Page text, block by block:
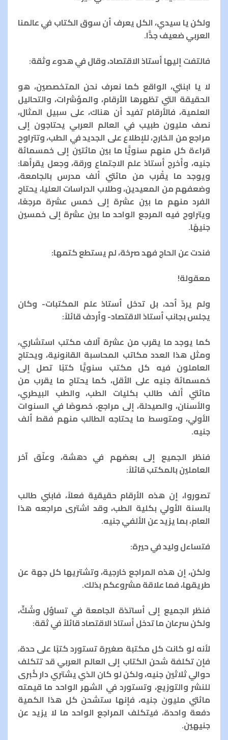
ولكن يا سيدي، الكل يعرف أن سوق الكتاب في عالمنا
العربي ضعيف جدًّا.
فالتفت إليها أستاذ الاقتصاد، وقال في هدوء وثقة:
لا يا ابنتي، الواقع كما نعرف نحن المتخصصين، هو
الحقيقة التي تظهرها الأرقام، والمؤشرات، والتحاليل
العلمية، فالأرقام تفيد أن هناك، على سبيل المثال،
نصف مليون طبيب في العالم العربي يحتاجون إلى
مراجع من الخارج، للإطلاع على الجديد في الطب، وتتراوح
قراءة كل منهم سنويًّا ما بين مائتين إلى خمسمائة
جنيه، وأخرج أستاذ علم الاجتماع ورقة، وجعل يقرأها:
ويوجد ما يقْرب من مائتي ألف مدرس بالجامعة،
وضعفهم من المعيدين، وطلاب الدراسات العليا، يحتاج
الفرد منهم ما بين عشرة إلى خمس عشرة مرجعًا،
ويتراوح فيه المرجع الواحد ما بين عشرة إلى خمسين
جنيهًا.
فندت عن الحاج فهد صرخة، لم يستطع كتمها:
معقولة!
ولم يردّ أحد، بل تدخل أستاذ علم المكتبات- وكان
يجلس بجانب أستاذ الاقتصاد- وأردف قائلاً:
كما يوجد ما يقرب من عشرة آلاف مكتب استشاري،
ومثل هذا العدد مكاتب المحاسبة القانونية، ويحتاج
العاملون فيه كل مكتب سنويًّا كتبًا تصل إلى
خمسمائة جنيه على الأقل، كما يحتاج ما يقرب من
مائتي ألف طالب بكليات الطب، والطب البيطري،
والأسنان، والصيدلة، إلى مراجع، خصوصًا في السنوات
الأولي، ومتوسط ما يحتاجه الطالب منهم فقط ألف
جنيه.
فنظر الجميع إلى بعضهم في دهشة، وعلّق آخر
العاملين بالمكتب قائلاً:
تصوروا، إن هذه الأرقام حقيقية فعلاً، فابني طالب
بالسنة الأولي بكلية الطب، وقد اشترى مراجعه هذا
العام، بما يزيد عن الألفي جنيه.
فتساءل وليد في حيرة:
ولكن، إن هذه المراجع خارجية، وتشتريها كل جهة عن
طريقها، فما علاقة مشروعكم بذلك.
فنظر الجميع إلى أساتذة الجامعة في تساؤل وشَكٍّ،
ولكن سرعان ما تدخل أستاذ الاقتصاد قائلاً في ثقة:
لأنه لو كانت كل مكتبة صغيرة تستورد كتبًا على حدة،
فإن تكلفة شحن الكتاب إلى العالم العربي قد تتكلف
حوالي ثلاثين جنيه، ولكن لو كان الذي يشتري دار كُبرى
للنشر والتوزيع، وتستورد في الشهر الواحد ما قيمته
مائتي مليون جنيه، فإنها ستشحن كل هذا الكمية
دفعة واحدة، فيتكلف المراجع الواحد ما لا يزيد عن
جنيهين.